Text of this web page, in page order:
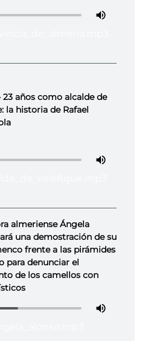
23 años como alcalde de
la historia de Rafael
almeriense Ángela
una demostración de su
frente a las pirámides
para denunciar el
de los camellos con